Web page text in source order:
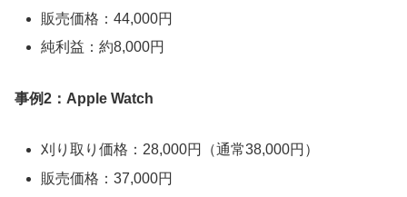
販売価格：44,000円
純利益：約8,000円
事例2：Apple Watch
刈り取り価格：28,000円（通常38,000円）
販売価格：37,000円